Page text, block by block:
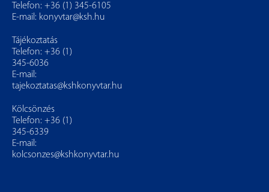
Telefon: +36 (1) 345-6105
E-mail: konyvtar@ksh.hu
Tájékoztatás
Telefon: +36 (1)
345-6036
E-mail:
tajekoztatas@kshkonyvtar.hu
Kölcsönzés
Telefon: +36 (1)
345-6339
E-mail:
kolcsonzes@kshkonyvtar.hu